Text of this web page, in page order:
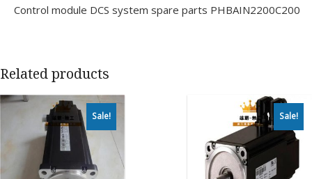
Control module DCS system spare parts PHBAIN2200C200
Related products
Sale! Sale!